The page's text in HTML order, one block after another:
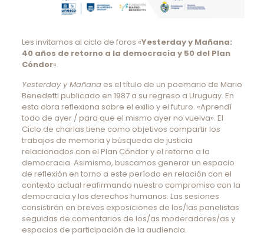
Les invitamos al ciclo de foros «Yesterday y Mañana:
40 años de retorno a la democracia y 50 del Plan
Cóndor«.
Yesterday y Mañanaes el título de un poemario de Mario
Benedetti publicado en 1987 a su regreso a Uruguay. En
esta obra reflexiona sobre el exilio y el futuro. «Aprendí
todo de ayer / para que el mismo ayer no vuelva». El
Ciclo de charlas tiene como objetivos compartir los
trabajos de memoria y búsqueda de justicia
relacionados con el Plan Cóndor y el retorno a la
democracia. Asimismo, buscamos generar un espacio
de reflexión en torno a este período en relación con el
contexto actual reafirmando nuestro compromiso con la
democracia y los derechos humanos. Las sesiones
consistirán en breves exposiciones de los/las panelistas
seguidas de comentarios de los/as moderadores/as y
espacios de participación de la audiencia.